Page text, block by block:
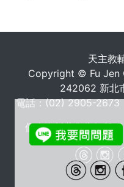
天主教
Copyright © Fu Jen
242062 新北
電話：(02) 2905-
個人資料蒐集告知聲明